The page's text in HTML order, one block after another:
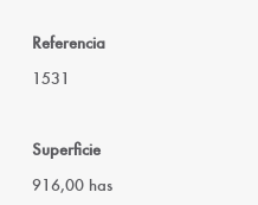
Referencia
1531
Superficie
916,00 has